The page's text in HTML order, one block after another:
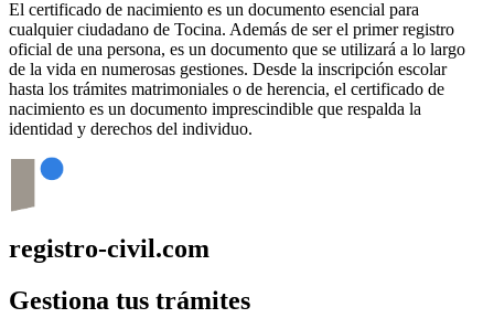
El certificado de nacimiento es un documento esencial para
cualquier ciudadano de Tocina. Además de ser el primer registro
oficial de una persona, es un documento que se utilizará a lo largo
de la vida en numerosas gestiones. Desde la inscripción escolar
hasta los trámites matrimoniales o de herencia, el certificado de
nacimiento es un documento imprescindible que respalda la
identidad y derechos del individuo.
registro-civil.com
Gestiona tus trámites